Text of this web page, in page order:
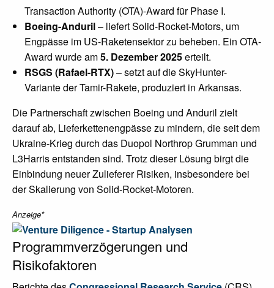
Transaction Authority (OTA)-Award für Phase I.
Boeing-Anduril– liefert Solid-Rocket-Motors, um
Engpässe im US-Raketensektor zu beheben. Ein OTA-
Award wurde am5. Dezember 2025erteilt.
RSGS (Rafael-RTX)– setzt auf die SkyHunter-
Variante der Tamir-Rakete, produziert in Arkansas.
Die Partnerschaft zwischen Boeing und Anduril zielt
darauf ab, Lieferkettenengpässe zu mindern, die seit dem
Ukraine-Krieg durch das Duopol Northrop Grumman und
L3Harris entstanden sind. Trotz dieser Lösung birgt die
Einbindung neuer Zulieferer Risiken, insbesondere bei
der Skalierung von Solid-Rocket-Motoren.
Anzeige*
Programmverzögerungen und
Risikofaktoren